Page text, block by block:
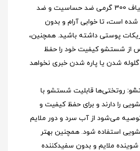
روتختی با الیاف 300 گرمی ضد حساسیت و ضد
شده است، تا خوابی آرام و بدون
پوستی داشته باشید. همچنین،
از شستشو کیفیت خود را حفظ
گلوله شدن یا پاره شدن خبری نخواهد
روتختی‌ها قابلیت شستشو با
را دارند و برای حفظ کیفیت و
می‌شود از آب سرد و دور ملایم
استفاده شود. همچنین بهتر
شوینده ملایم و بدون سفیدکننده